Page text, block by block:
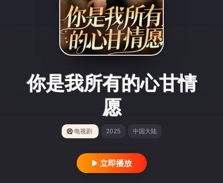
你是我所有的心甘情
愿
电视剧 2025 中国大陆
立即播放